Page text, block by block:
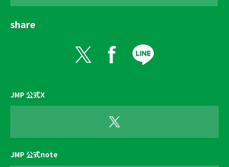
share
JMP 公式X
JMP 公式note